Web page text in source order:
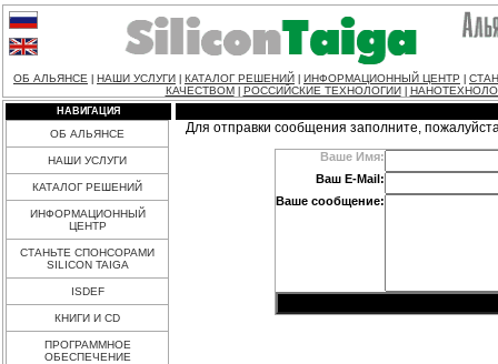
ОБ АЛЬЯНСЕ НАШИ УСЛУГИ КАТАЛОГ РЕШЕНИЙ ИНФОРМАЦИОННЫЙ ЦЕНТР
КАЧЕСТВОМ
РОССИЙСКИЕ ТЕХНОЛОГИИ
НАВИГАЦИЯ
ОБ АЛЬЯНСЕ
НАШИ УСЛУГИ
КАТАЛОГ РЕШЕНИЙ
ИНФОРМАЦИОННЫЙ
ЦЕНТР
СТАНЬТЕ СПОНСОРАМИ
SILICON TAIGA
ISDEF
КНИГИ И CD
ПРОГРАММНОЕ
ОБЕСПЕЧЕНИЕ
Для отправки сообщения заполните,
Ваше Имя:
Ваш E-Mail:
Ваше сообщение: